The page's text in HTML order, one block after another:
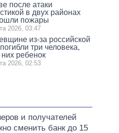
после атаки
в двух районах
пожары
2026, 03:47
из-за российской
три человека,
ребенок
2026, 02:53
и получателей
сменить банк до 15